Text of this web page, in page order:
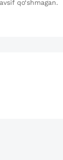
qo‘shmagan.